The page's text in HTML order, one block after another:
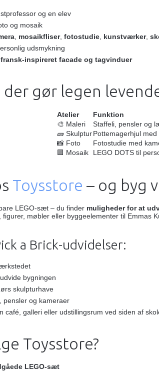
og en elev
og mosaik
, mosaikfliser, fotostudie, kunstværker,
udsmykning
fransk-inspireret facade og tagvinduer
gør legen
Atelier
Funktion
🎨 Maleri
Staffeli, pensler og
🧱 SkulpturPottemagerhjul
📸 Foto
Fotostudie med
🟪 Mosaik
LEGO DOTS til
Toysstore – og byg
LEGO-sæt – du finder muligheder for at
møbler eller byggeelementer til Emmas
a Brick-udvidelser:
bygningen
skulpturhave
pensler og kameraer
café, galleri eller udstillingsrum ved siden af
Toysstore?
LEGO-sæt